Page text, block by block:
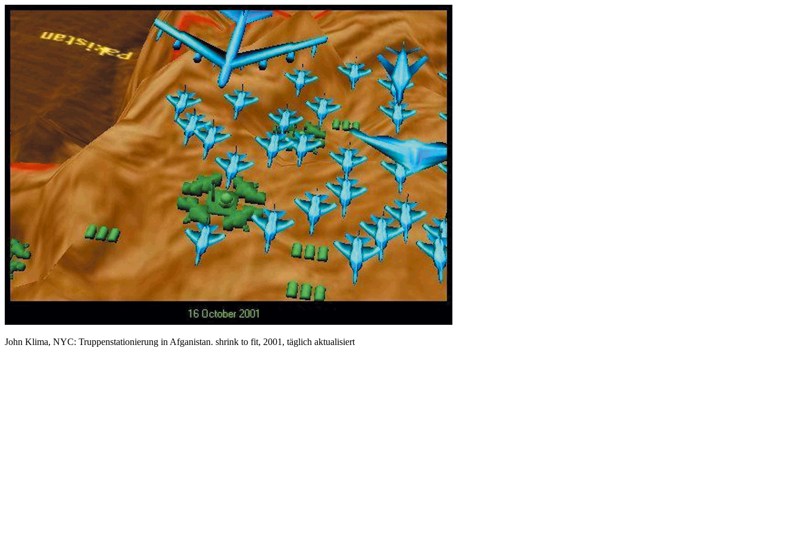
John Klima, NYC: Truppenstationierung in Afganistan. shrink to fit, 2001, täglich aktualisiert